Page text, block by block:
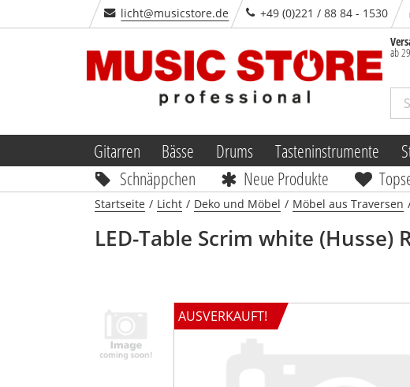
licht@musicstore.de +49 (0)221 / 88 84 - 1530
ab
Gitarren Bässe Drums Tasteninstrumente
Schnäppchen
Neue Produkte
Startseite / Licht / Deko und Möbel / Möbel aus Traversen
LED-Table Scrim white (Husse)
AUSVERKAUFT!